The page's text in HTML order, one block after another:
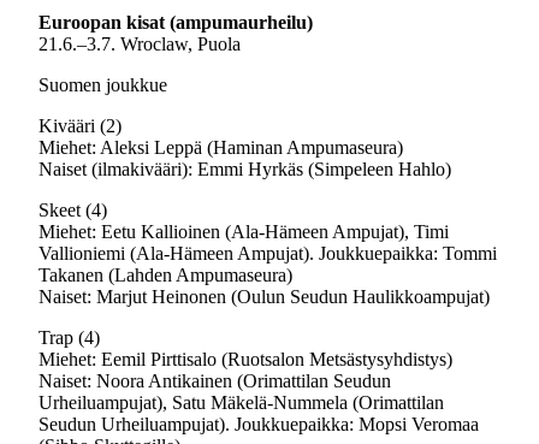
Euroopan kisat (ampumaurheilu)
21.6.–3.7. Wroclaw, Puola
Suomen joukkue
Kivääri (2)
Miehet: Aleksi Leppä (Haminan Ampumaseura)
Naiset (ilmakivääri): Emmi Hyrkäs (Simpeleen Hahlo)
Skeet (4)
Miehet: Eetu Kallioinen (Ala-Hämeen Ampujat), Timi
Vallioniemi (Ala-Hämeen Ampujat). Joukkuepaikka: Tommi
Takanen (Lahden Ampumaseura)
Naiset: Marjut Heinonen (Oulun Seudun Haulikkoampujat)
Trap (4)
Miehet: Eemil Pirttisalo (Ruotsalon Metsästysyhdistys)
Naiset: Noora Antikainen (Orimattilan Seudun
Urheiluampujat), Satu Mäkelä-Nummela (Orimattilan
Seudun Urheiluampujat). Joukkuepaikka: Mopsi Veromaa